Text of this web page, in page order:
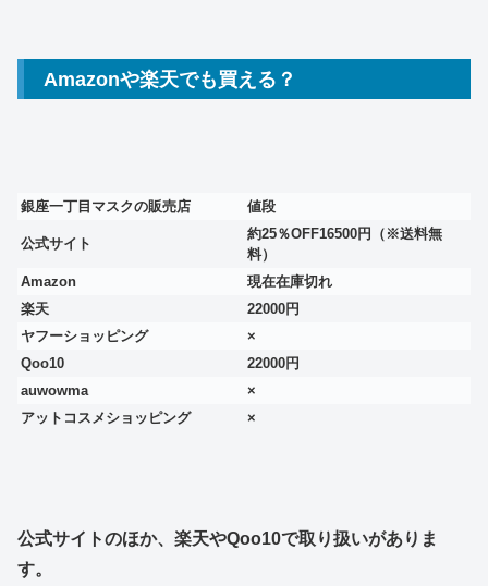
Amazonや楽天でも買える？
銀座一丁目マスクの販売店 値段
公式サイト
約25％OFF16500円（※送料無
料）
Amazon
現在在庫切れ
楽天
22000円
ヤフーショッピング
×
Qoo10
22000円
auwowma
×
アットコスメショッピング
×
公式サイトのほか、楽天やQoo10で取り扱いがありま
す。